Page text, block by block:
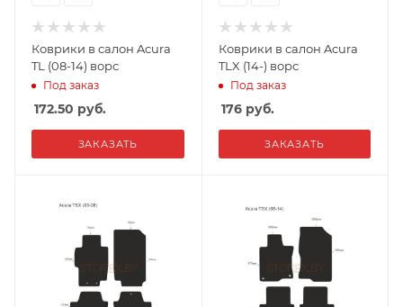
Коврики в салон Acura
TL (08-14) ворс
Под заказ
172.50 руб.
ЗАКАЗАТЬ
Коврики в салон Acura
TLX (14-) ворс
Под заказ
176руб.
ЗАКАЗАТЬ